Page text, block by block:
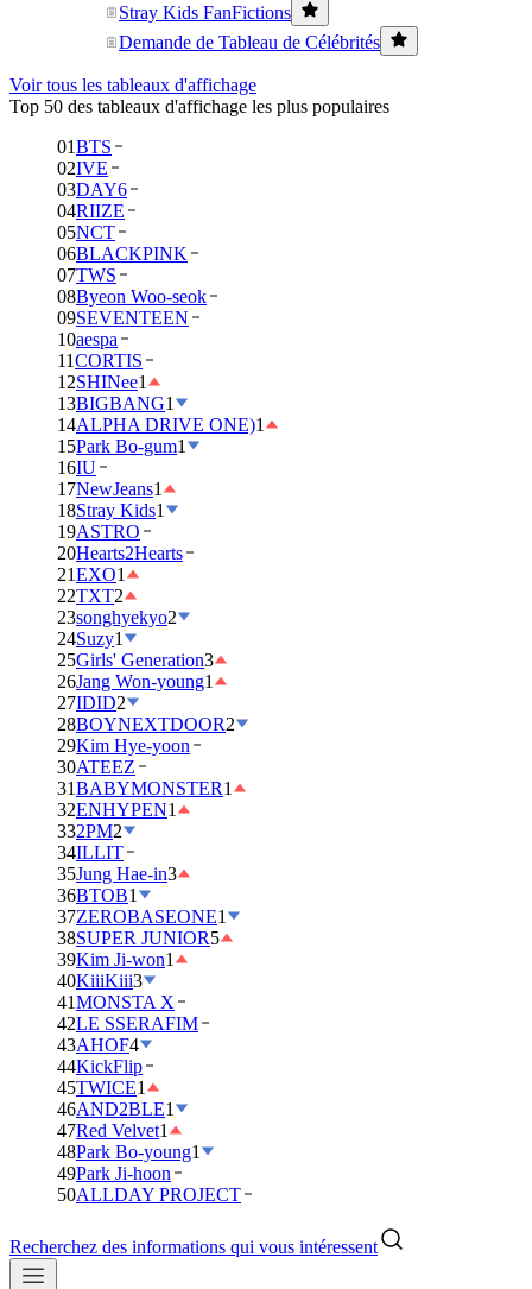
Stray Kids FanFictions
Demande de Tableau de Célébrités
Voir tous les tableaux d'affichage
Top 50 des tableaux d'affichage les plus populaires
01BTS
02IVE
03DAY6
04RIIZE
05NCT
06BLACKPINK
07TWS
08Byeon Woo-seok
09SEVENTEEN
10aespa
11CORTIS
12SHINee1
13BIGBANG1
14ALPHA DRIVE ONE)1
15Park Bo-gum1
16IU
17NewJeans1
18Stray Kids1
19ASTRO
20Hearts2Hearts
21EXO1
22TXT2
23songhyekyo2
24Suzy1
25Girls' Generation3
26Jang Won-young1
27IDID2
28BOYNEXTDOOR2
29Kim Hye-yoon
30ATEEZ
31BABYMONSTER1
32ENHYPEN1
332PM2
34ILLIT
35Jung Hae-in3
36BTOB1
37ZEROBASEONE1
38SUPER JUNIOR5
39Kim Ji-won1
40KiiiKiii3
41MONSTA X
42LE SSERAFIM
43AHOF4
44KickFlip
45TWICE1
46AND2BLE1
47Red Velvet1
48Park Bo-young1
49Park Ji-hoon
50ALLDAY PROJECT
Recherchez des informations qui vous intéressent